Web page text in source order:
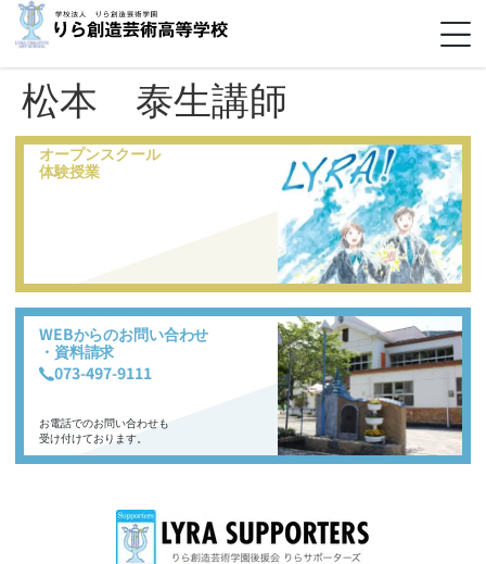
松本 泰生講師
オープンスクール
体験授業
WEBからのお問い合わせ
・資料請求
073-497-9111
お電話でのお問い合わせも
受け付けております。